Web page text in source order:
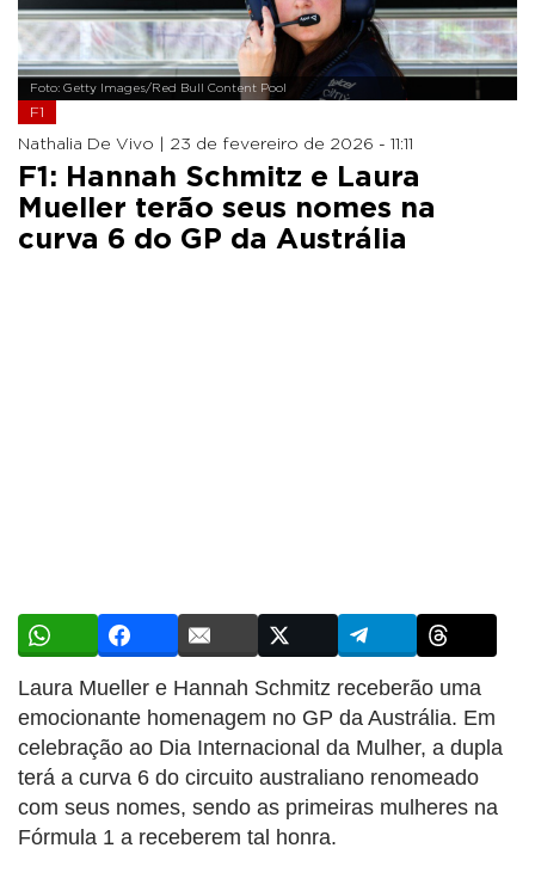
Foto: Getty Images/Red Bull Content Pool
F1
Nathalia De Vivo | 23 de fevereiro de 2026 - 11:11
F1: Hannah Schmitz e Laura
Mueller terão seus nomes na
curva 6 do GP da Austrália
Laura Mueller e Hannah Schmitz receberão uma
emocionante homenagem no GP da Austrália. Em
celebração ao Dia Internacional da Mulher, a dupla
terá a curva 6 do circuito australiano renomeado
com seus nomes, sendo as primeiras mulheres na
Fórmula 1 a receberem tal honra.